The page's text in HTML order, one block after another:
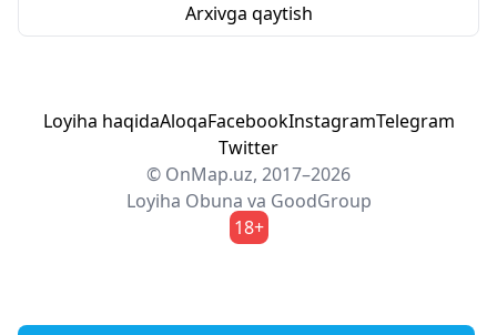
Arxivga qaytish
Loyiha haqidaAloqaFacebookInstagramTelegram
Twitter
© OnMap.uz, 2017–2026
Loyiha Obuna va GoodGroup
18+